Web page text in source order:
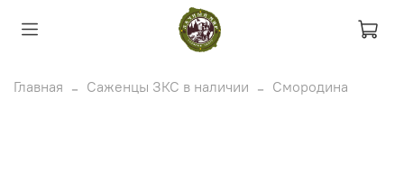
Главная Саженцы ЗКС в наличии Смородина